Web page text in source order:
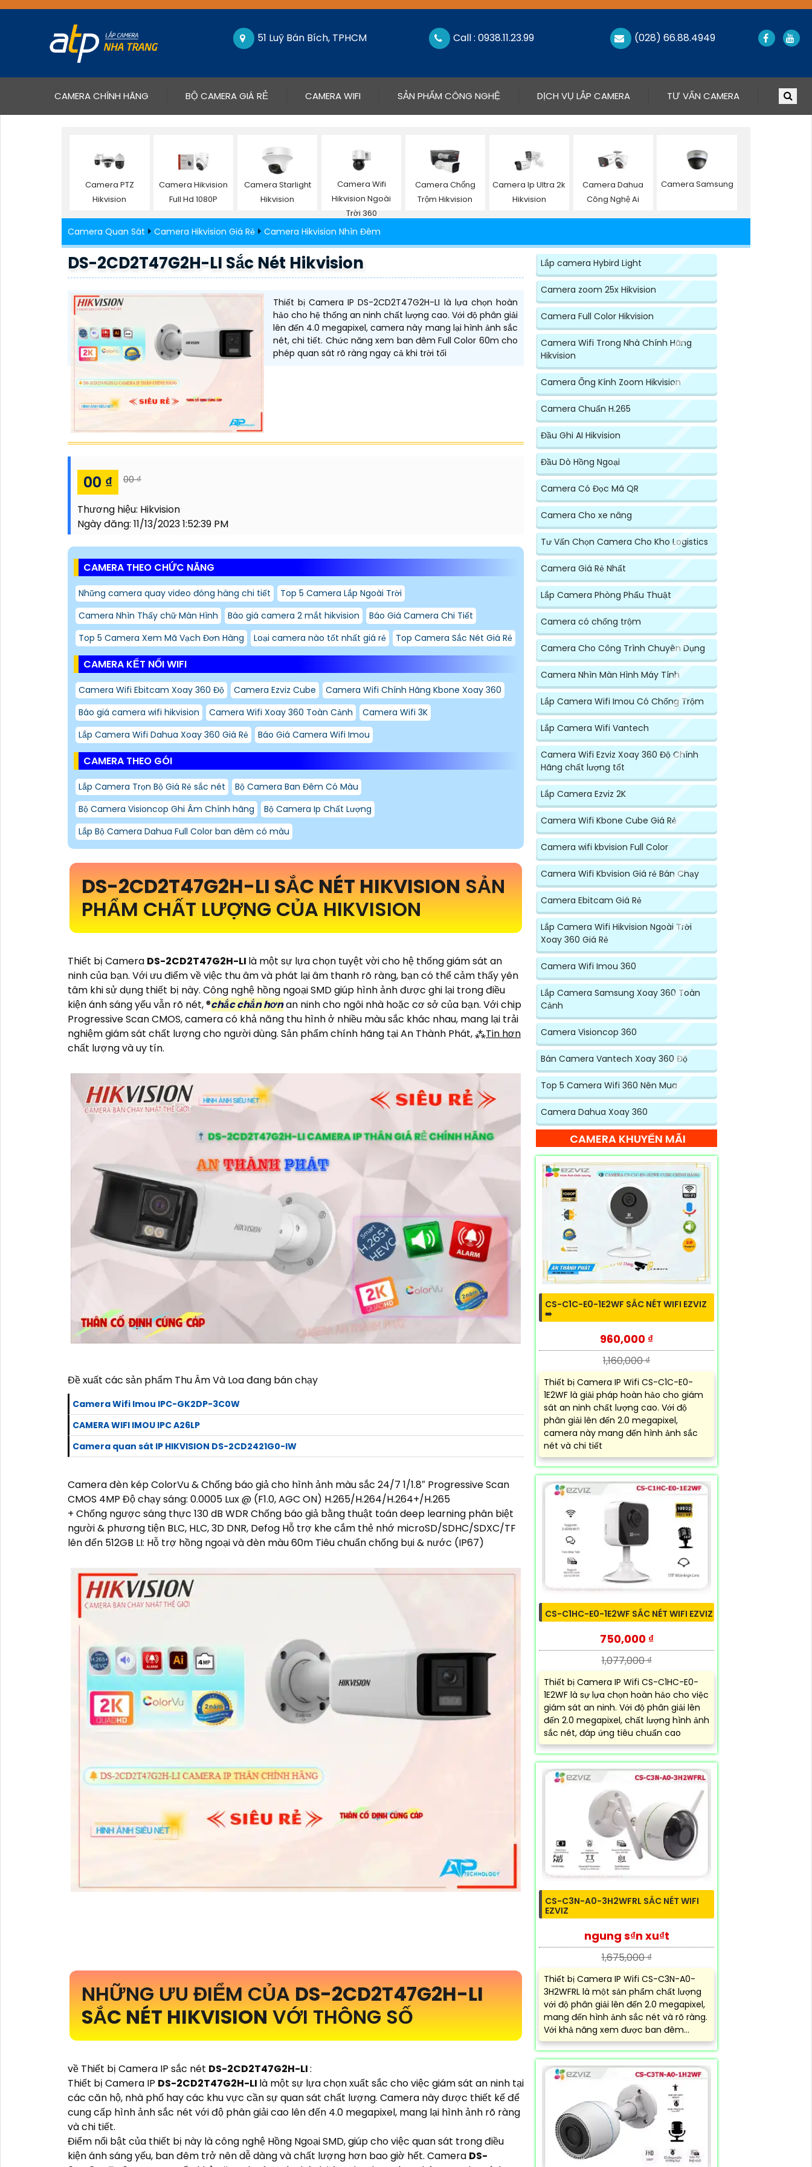
51 Luỹ Bán Bích, TPHCM Call : 0938.11.23.99 (028) 66.88.4949
CAMERA CHÍNH HÃNG(CURRENT)BỘ CAMERA GIÁ RẺ CAMERA WIFI SẢN PHẨM CÔNG NGHỆ DỊCH VỤ LẮP CAMERA TƯ VẤN CAMERA
Camera PTZ
Hikvision
Camera Hikvision
Full Hd 1080P
Camera Starlight
Hikvision
Camera Wifi
Hikvision Ngoài
Trời 360
Camera Chống
Trộm Hikvision
Camera Ip Ultra 2k
Hikvision
Camera Dahua
Công Nghệ Ai
Camera Samsung
Camera Quan Sát Camera Hikvision Giá Rẻ Camera Hikvision Nhìn Đêm
DS-2CD2T47G2H-LI Sắc Nét Hikvision
Thiết bị Camera IP DS-2CD2T47G2H-LI là lựa chọn hoàn
hảo cho hệ thống an ninh chất lượng cao. Với độ phân giải
lên đến 4.0 megapixel, camera này mang lại hình ảnh sắc
nét, chi tiết. Chức năng xem ban đêm Full Color 60m cho
phép quan sát rõ ràng ngay cả khi trời tối
00 ₫ 00 ₫
Thương hiệu: Hikvision
Ngày đăng: 11/13/2023 1:52:39 PM
CAMERA THEO CHỨC NĂNG
Những camera quay video đóng hàng chi tiết
Top 5 Camera Lắp Ngoài Trời
Camera Nhìn Thấy chữ Màn Hình
Báo giá camera 2 mắt hikvision
Báo Giá Camera Chi Tiết
Top 5 Camera Xem Mã Vạch Đơn Hàng
Loại camera nào tốt nhất giá rẻ Top Camera Sắc Nét Giá Rẻ
CAMERA KẾT NỐI WIFI
Camera Wifi Ebitcam Xoay 360 Độ Camera Ezviz Cube
Camera Wifi Chính Hãng Kbone Xoay 360
Báo giá camera wifi hikvision
Camera Wifi Xoay 360 Toàn Cảnh
Camera Wifi 3K
Lắp Camera Wifi Dahua Xoay 360 Giá Rẻ
Báo Giá Camera Wifi Imou
CAMERA THEO GÓI
Lắp Camera Trọn Bộ Giá Rẻ sắc nét
Bộ Camera Ban Đêm Có Màu
Bộ Camera Visioncop Ghi Âm Chính hãng
Bộ Camera Ip Chất Lượng
Lắp Bộ Camera Dahua Full Color ban đêm có màu
DS-2CD2T47G2H-LISẮC NÉT HIKVISIONSẢN
PHẨM CHẤT LƯỢNG CỦA HIKVISION
Thiết bị Camera DS-2CD2T47G2H-LI là một sự lựa chọn tuyệt vời cho hệ thống giám sát an
ninh của bạn. Với ưu điểm về việc thu âm và phát lại âm thanh rõ ràng, bạn có thể cảm thấy yên
tâm khi sử dụng thiết bị này. Công nghệ hồng ngoại SMD giúp hình ảnh được ghi lại trong điều
kiện ánh sáng yếu vẫn rõ nét, ®️chắc chắn hơnan ninh cho ngôi nhà hoặc cơ sở của bạn. Với chip
Progressive Scan CMOS, camera có khả năng thu hình ở nhiều màu sắc khác nhau, mang lại trải
nghiệm giám sát chất lượng cho người dùng. Sản phẩm chính hãng tại An Thành Phát, ⁂Tin hơn
chất lượng và uy tín.
Đề xuất các sản phẩm Thu Âm Và Loa đang bán chạy
Camera Wifi Imou IPC-GK2DP-3C0W
CAMERA WIFI IMOU IPC A26LP
Camera quan sát IP HIKVISION DS-2CD2421G0-IW
Camera đèn kép ColorVu & Chống báo giả cho hình ảnh màu sắc 24/7 1/1.8″ Progressive Scan
CMOS 4MP Độ chạy sáng: 0.0005 Lux @ (F1.0, AGC ON) H.265/H.264/H.264+/H.265
+ Chống ngược sáng thực 130 dB WDR Chống báo giả bằng thuật toán deep learning phân biệt
người & phương tiện BLC, HLC, 3D DNR, Defog Hỗ trợ khe cắm thẻ nhớ microSD/SDHC/SDXC/TF
lên đến 512GB LI: Hỗ trợ hồng ngoại và đèn màu 60m Tiêu chuẩn chống bụi & nước (IP67)
NHỮNG ƯU ĐIỂM CỦADS-2CD2T47G2H-LI
SẮC NÉT HIKVISIONVỚI THÔNG SỐ
về Thiết bị Camera IP sắc nét DS-2CD2T47G2H-LI:
Thiết bị Camera IP DS-2CD2T47G2H-LI là một sự lựa chọn xuất sắc cho việc giám sát an ninh tại
các căn hộ, nhà phố hay các khu vực cần sự quan sát chất lượng. Camera này được thiết kế để
cung cấp hình ảnh sắc nét với độ phân giải cao lên đến 4.0 megapixel, mang lại hình ảnh rõ ràng
và chi tiết.
Điểm nổi bật của thiết bị này là công nghệ Hồng Ngoại SMD, giúp cho việc quan sát trong điều
kiện ánh sáng yếu, ban đêm trở nên dễ dàng và chất lượng hơn bao giờ hết. Camera DS-
Lắp camera Hybird Light
Camera zoom 25x Hikvision
Camera Full Color Hikvision
Camera Wifi Trong Nhà Chính Hãng
Hikvision
Camera Ống Kính Zoom Hikvision
Camera Chuẩn H.265
Đầu Ghi AI Hikvision
Đầu Dò Hồng Ngoại
Camera Có Đọc Mã QR
Camera Cho xe nâng
Tư Vấn Chọn Camera Cho Kho Logistics
Camera Giá Rẻ Nhất
Lắp Camera Phòng Phẩu Thuật
Camera có chống trộm
Camera Cho Công Trình Chuyên Dụng
Camera Nhìn Màn Hình Máy Tính
Lắp Camera Wifi Imou Có Chống Trộm
Lắp Camera Wifi Vantech
Camera Wifi Ezviz Xoay 360 Độ Chính
Hãng chất lượng tốt
Lắp Camera Ezviz 2K
Camera Wifi Kbone Cube Giá Rẻ
Camera wifi kbvision Full Color
Camera Wifi Kbvision Giá rẻ Bán Chạy
Camera Ebitcam Giá Rẻ
Lắp Camera Wifi Hikvision Ngoài Trời
Xoay 360 Giá Rẻ
Camera Wifi Imou 360
Lắp Camera Samsung Xoay 360 Toàn
Cảnh
Camera Visioncop 360
Bán Camera Vantech Xoay 360 Độ
Top 5 Camera Wifi 360 Nên Mua
Camera Dahua Xoay 360
CAMERA KHUYẾN MÃI
CS-C1C-E0-1E2WF SẮC NÉT WIFI EZVIZ
➠
960,000 ₫
1,160,000 ₫
Thiết bị Camera IP Wifi CS-C1C-E0-
1E2WF là giải pháp hoàn hảo cho giám
sát an ninh chất lượng cao. Với độ
phân giải lên đến 2.0 megapixel,
camera này mang đến hình ảnh sắc
nét và chi tiết
CS-C1HC-E0-1E2WF SẮC NÉT WIFI EZVIZ
750,000 ₫
1,077,000 ₫
Thiết bị Camera IP Wifi CS-C1HC-E0-
1E2WF là sự lựa chọn hoàn hảo cho việc
giám sát an ninh. Với độ phân giải lên
đến 2.0 megapixel, chất lượng hình ảnh
sắc nét, đáp ứng tiêu chuẩn cao
CS-C3N-A0-3H2WFRL SẮC NÉT WIFI
EZVIZ
ngung s₫n xu₫t
1,675,000 ₫
Thiết bị Camera IP Wifi CS-C3N-A0-
3H2WFRL là một sản phẩm chất lượng
với độ phân giải lên đến 2.0 megapixel,
mang đến hình ảnh sắc nét và rõ ràng.
Với khả năng xem được ban đêm...